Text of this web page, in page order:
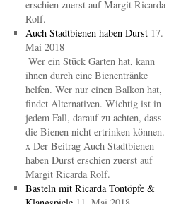
erschien zuerst auf Margit Ricarda
Rolf.
Auch Stadtbienen haben Durst 17.
Mai 2018
Wer ein Stück Garten hat, kann
ihnen durch eine Bienentränke
helfen. Wer nur einen Balkon hat,
findet Alternativen. Wichtig ist in
jedem Fall, darauf zu achten, dass
die Bienen nicht ertrinken können.
x Der Beitrag Auch Stadtbienen
haben Durst erschien zuerst auf
Margit Ricarda Rolf.
Basteln mit Ricarda Tontöpfe &